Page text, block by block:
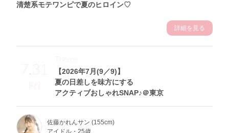
清楚系モテワンピで夏のヒロイン♡
詳細を見る
7.31
Fri
【2026年7月(9／9)】
夏の日差しを味方にする
アクティブおしゃれSNAP♪＠東京
Theme
佐藤かれんサン (155cm)
アイドル・25歳